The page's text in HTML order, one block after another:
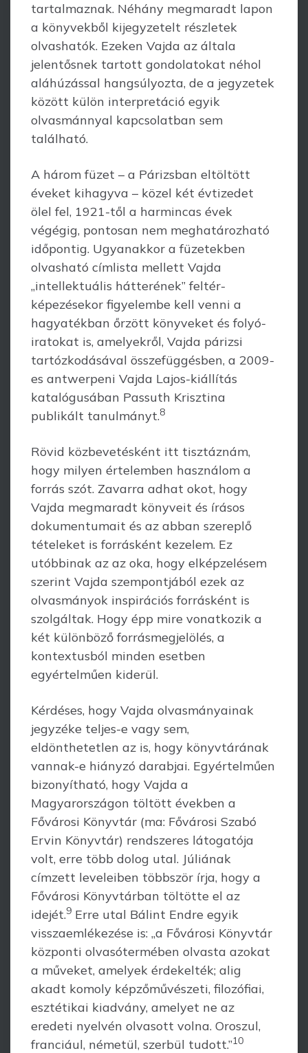
tar­tal­maznak. Néhány megmaradt lapon
a könyvekből kijegyzetelt részletek
olvashatók. Ezeken Vajda az általa
jelentősnek tartott gondolatokat néhol
aláhúzással hangsú­lyozta, de a jegyzetek
között külön interpretáció egyik
olvasmánnyal kapcsolatban sem
található.
A három füzet – a Párizsban eltöltött
éveket kihagyva – közel két évtizedet
ölel fel, 1921-től a harmincas évek
végégig, pontosan nem meghatározható
időpontig. Ugyan­akkor a füzetekben
olvasható címlista mellett Vajda
„intellektuális hátterének” feltér­
képezésekor figyelembe kell venni a
hagyatékban őrzött könyveket és folyó­
ira­tokat is, amelyekről, Vajda párizsi
tartózkodásával összefüggésben, a 2009-
es antwer­peni Vajda Lajos-kiállítás
katalógusában Passuth Krisztina
publikált tanulmányt.8
Rövid közbevetésként itt tisztáznám,
hogy milyen értelemben használom a
forrás szót. Zavarra adhat okot, hogy
Vajda megmaradt könyveit és írásos
dokumentumait és az abban szereplő
tételeket is forrásként kezelem. Ez
utóbbinak az az oka, hogy elképzelésem
szerint Vajda szempontjából ezek az
olvasmányok inspirációs forrás­ként is
szolgáltak. Hogy épp mire vonatkozik a
két különböző forrásmegjelölés, a
kontextusból minden esetben
egyértelműen kiderül.
Kérdéses, hogy Vajda olvasmányainak
jegyzéke teljes-e vagy sem,
eldönthetetlen az is, hogy könyvtárának
vannak-e hiányzó darabjai. Egyértelműen
bizonyítható, hogy Vajda a
Magyarországon töltött években a
Fővárosi Könyvtár (ma: Fővárosi Szabó
Ervin Könyvtár) rendszeres látogatója
volt, erre több dolog utal. Júliának
címzett leveleiben többször írja, hogy a
Fővárosi Könyvtárban töltötte el az
idejét.9 Erre utal Bálint Endre egyik
visszaemlékezése is: „a Fővárosi Könyvtár
központi olvasótermében olvasta azokat
a műveket, amelyek érdekelték; alig
akadt komoly kép­zőművészeti, filozófiai,
esztétikai kiadvány, amelyet ne az
eredeti nyelvén olva­sott volna. Oroszul,
franciául, németül, szerbül tudott.”10